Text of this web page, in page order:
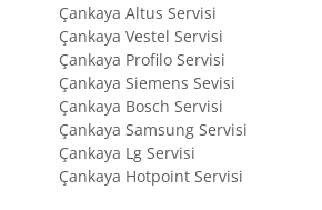
Çankaya Altus Servisi
Çankaya Vestel Servisi
Çankaya Profilo Servisi
Çankaya Siemens Sevisi
Çankaya Bosch Servisi
Çankaya Samsung Servisi
Çankaya Lg Servisi
Çankaya Hotpoint Servisi